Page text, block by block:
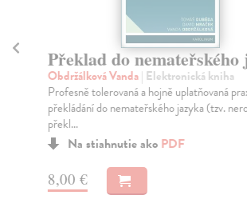
Překlad do nemateřského
Obdržálková Vanda| Elektronická kniha
Profesně tolerovaná a hojně uplatňovaná
překládání do nemateřského jazyka (tzv.
překl...
Na stiahnutie ako PDF
8,00 €